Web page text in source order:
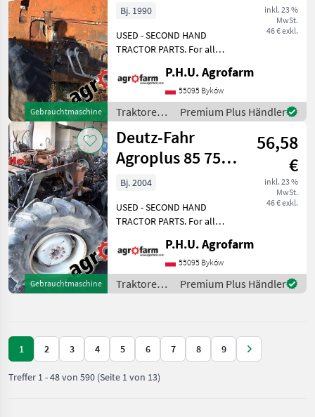
Gebrauchtmaschine
parts,
pieces
inkl. 23 %
MwSt.
46 € exkl.
Bj. 1990
USED - SECOND HAND
TRACTOR PARTS. For all
message by e-mail either
whatsapp. TRAKTOR -
SCHLEPPER ERSATZTEILE.
Bei weiteren fragen
kontaktieren
P.H.U. Agrofarm
55095 Byków
Traktoren /
Deutz Fahr
Premium Plus Händler
Gebrauchtmaschine
Deutz-Fahr
Agroplus 85 75
95 parts,
pieces
56,58
€
inkl. 23 %
MwSt.
46 € exkl.
Bj. 2004
USED - SECOND HAND
TRACTOR PARTS. For all
message by e-mail either
whatsapp. TRAKTOR -
SCHLEPPER ERSATZTEILE.
Bei weiteren fragen
P.H.U. Agrofarm
55095 Byków
Traktoren /
Deutz Fahr
Premium Plus Händler
1 2 3 4 5 6 7 8 9
Treffer 1-48von 590 (Seite 1 von 13)